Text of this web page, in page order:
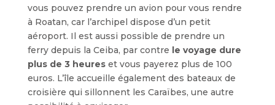
vous pouvez prendre un avion pour vous rendre
à Roatan, car l’archipel dispose d’un petit
aéroport. Il est aussi possible de prendre un
ferry depuis la Ceiba, par contre le voyage dure
plus de 3 heureset vous payerez plus de 100
euros. L’île accueille également des bateaux de
croisière qui sillonnent les Caraïbes, une autre